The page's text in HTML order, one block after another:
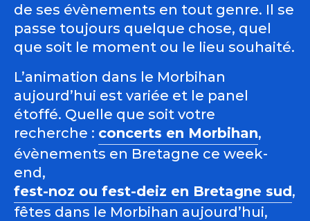
de ses évènements en tout genre. Il se
passe toujours quelque chose, quel
que soit le moment ou le lieu souhaité.
L’animation dans le Morbihan
aujourd’hui est variée et le panel
étoffé. Quelle que soit votre
recherche : concerts en Morbihan,
évènements en Bretagne ce week-
end,
fest-noz ou fest-deiz en Bretagne sud,
fêtes dans le Morbihan aujourd’hui,